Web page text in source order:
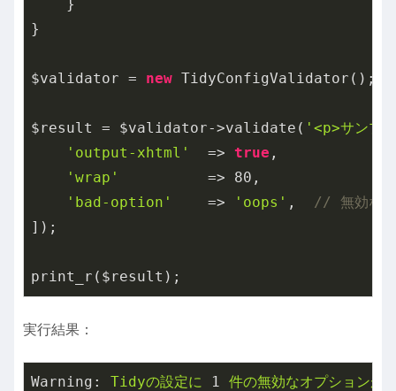
    }
}
$validator = new TidyConfigValidator();
$result = $validator->validate( '<p>サンプ
'output-xhtml'
  =>
true ,
'wrap'
          =>
80 ,
'bad-option'
    =>
'oops' , // 無効なオ
]);
実行結果：
Warning: Tidyの設定に 1 件の無効なオプションが